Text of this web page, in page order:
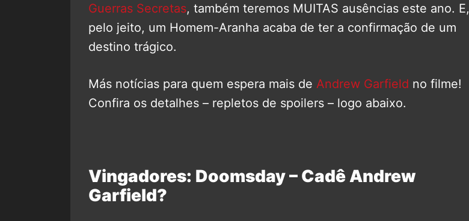
Guerras Secretas, também teremos MUITAS ausências este ano. E,
pelo jeito, um Homem-Aranha acaba de ter a confirmação de um
destino trágico.
Más notícias para quem espera mais de Andrew Garfield no filme!
Confira os detalhes – repletos de spoilers – logo abaixo.
Vingadores: Doomsday – Cadê Andrew
Garfield?